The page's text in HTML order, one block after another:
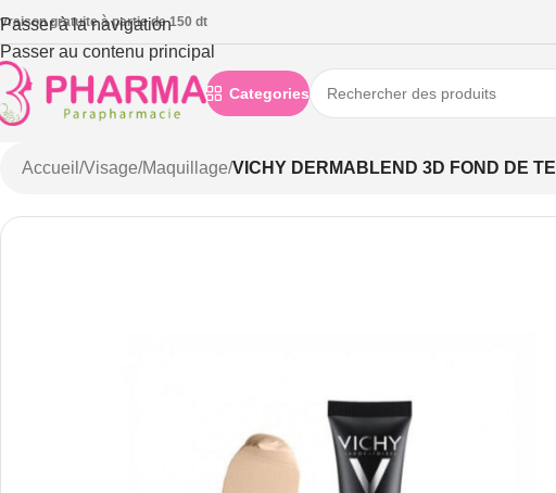
Passer à la navigation
Passer au contenu principal
gratuite à partie de 150 dt
Categories
Accueil /Visage/Maquillage/VICHY DERMABLEND 3D FOND DE